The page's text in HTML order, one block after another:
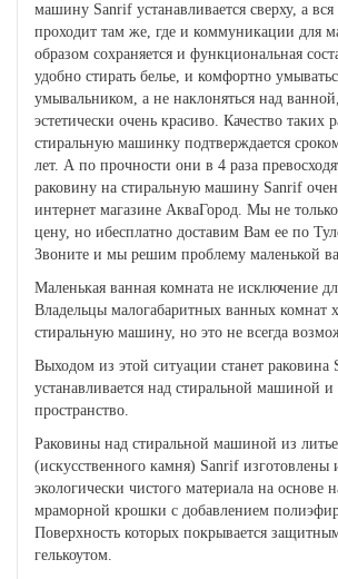
машину Sanrif устанавливается сверху, а
проходит там же, где и коммуникации для
образом сохраняется и функциональная
удобно стирать белье, и комфортно
умывальником, а не наклоняться над
эстетически очень красиво. Качество таких
стиральную машинку подтверждается
лет. А по прочности они в 4 раза
раковину на стиральную машину Sanrif
интернет магазине АкваГород. Мы не
цену, но ибесплатно доставим Вам ее по
Звоните и мы решим проблему маленькой
Маленькая ванная комната не исключение
Владельцы малогабаритных ванных комнат
стиральную машину, но это не всегда
Выходом из этой ситуации станет
устанавливается над стиральной машиной
пространство.
Раковины над стиральной машиной из
(искусственного камня) Sanrif изготовлены
экологически чистого материала на основе
мраморной крошки с добавлением
Поверхность которых покрывается
гелькоутом.